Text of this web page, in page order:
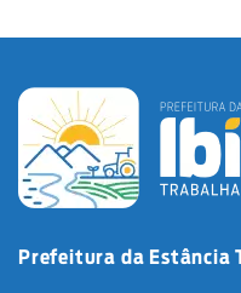
Prefeitura da Estância